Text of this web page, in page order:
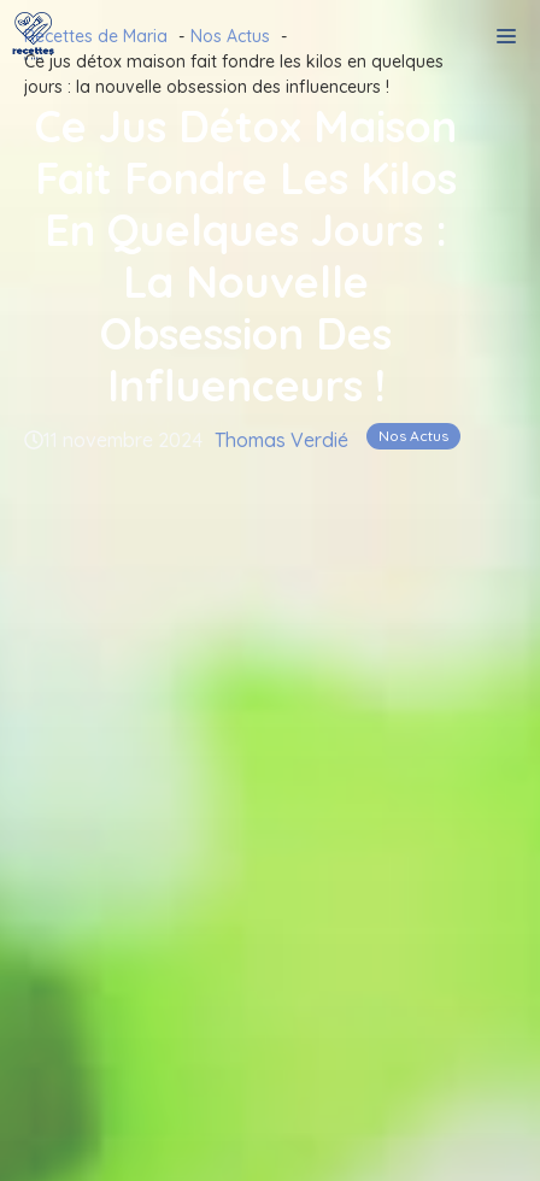
Aller
au
contenu
Recettes de Maria
Nos Actus
Ce jus détox maison fait fondre les kilos en quelques
jours : la nouvelle obsession des influenceurs !
Ce Jus Détox Maison
Fait Fondre Les Kilos
En Quelques Jours :
La Nouvelle
Obsession Des
Influenceurs !
11 novembre 2024 Thomas Verdié Nos Actus